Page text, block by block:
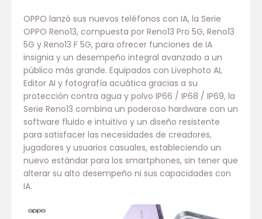
OPPO lanzó sus nuevos teléfonos con IA, la Serie
OPPO Reno13, compuesta por Reno13 Pro 5G, Reno13
5G y Reno13 F 5G, para ofrecer funciones de IA
insignia y un desempeño integral avanzado a un
público más grande. Equipados con Livephoto AI,
Editor AI y fotografía acuática gracias a su
protección contra agua y polvo IP66 / IP68 / IP69, la
Serie Reno13 combina un poderoso hardware con un
software fluido e intuitivo y un diseño resistente
para satisfacer las necesidades de creadores,
jugadores y usuarios casuales, estableciendo un
nuevo estándar para los smartphones, sin tener que
alterar su alto desempeño ni sus capacidades con
IA.